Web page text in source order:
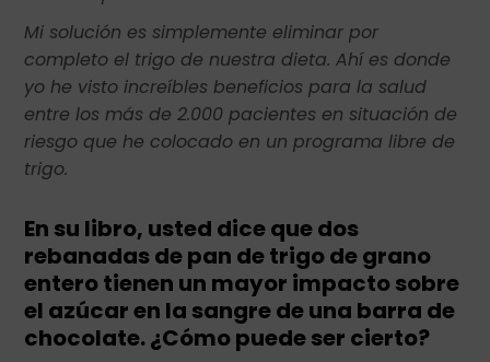
Mi solución es simplemente eliminar por
completo el trigo de nuestra dieta. Ahí es donde
yo he visto increíbles beneficios para la salud
entre los más de 2.000 pacientes en situación de
riesgo que he colocado en un programa libre de
trigo.
En su libro, usted dice que dos
rebanadas de pan de trigo de grano
entero tienen un mayor impacto sobre
el azúcar en la sangre de una barra de
chocolate. ¿Cómo puede ser cierto?